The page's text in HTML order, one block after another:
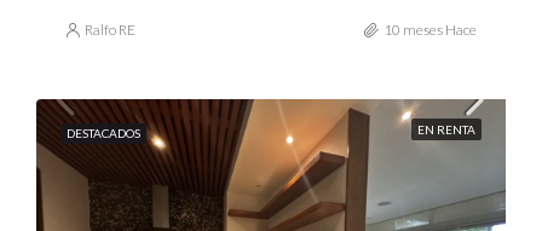
Ralfo RE 10 meses Hace
DESTACADOS EN RENTA